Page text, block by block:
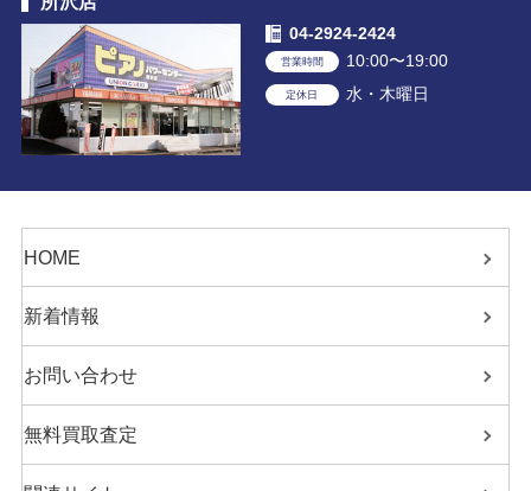
04-2924-2424
営業時間 10:00〜19:00
定休日 水・木曜日
HOME
新着情報
お問い合わせ
無料買取査定